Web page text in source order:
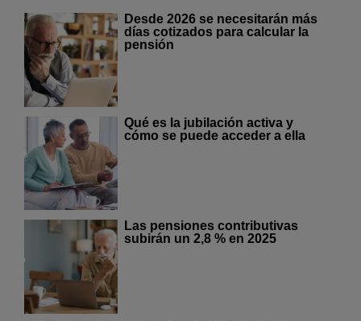
Desde 2026 se necesitarán más
días cotizados para calcular la
pensión
Qué es la jubilación activa y
cómo se puede acceder a ella
Las pensiones contributivas
subirán un 2,8 % en 2025